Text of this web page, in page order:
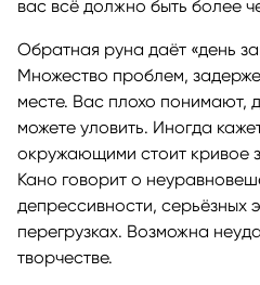
вас всё должно быть более
Обратная руна даёт «день
Множество проблем,
месте. Вас плохо понимают,
можете уловить. Иногда
окружающими стоит кривое
Кано говорит о
депрессивности, серьёзных
перегрузках. Возможна
творчестве.